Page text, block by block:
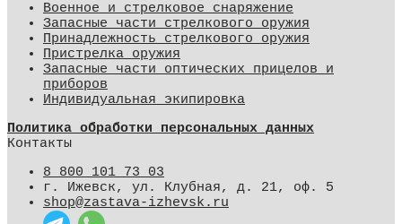
Военное и стрелковое снаряжение
Запасные части стрелкового оружия
Принадлежность стрелкового оружия
Пристрелка оружия
Запасные части оптических прицелов и
приборов
Индивидуальная экипировка
Политика обработки персональных данных
Контакты
8 800 101 73 03
г. Ижевск, ул. Клубная, д. 21, оф. 5
shop@zastava-izhevsk.ru